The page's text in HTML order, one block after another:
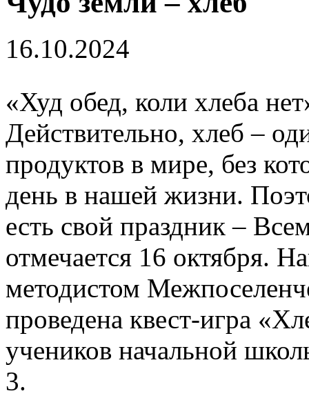
16.10.2024
«Худ обед, коли хлеба
Действительно, хлеб –
продуктов в мире, без
день в нашей жизни.
есть свой праздник –
отмечается 16 октября.
методистом
проведена квест-игра
учеников начальной
3.